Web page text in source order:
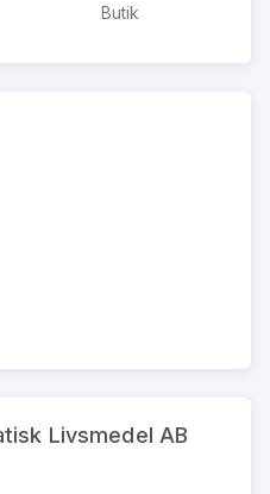
Butik
Livsmedel AB